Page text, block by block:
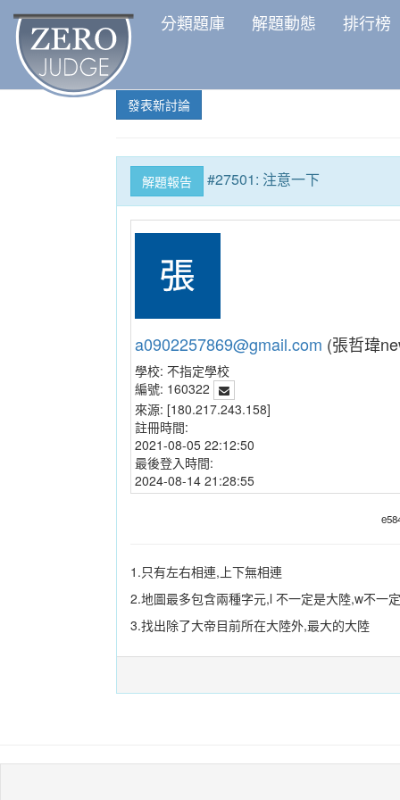
分類題庫 解題動態 排行榜
發表新討論
解題報告 #27501: 注意一下
a0902257869@gmail.com (張哲瑋
學校: 不指定學校
編號: 160322
來源: [180.217.243.158]
註冊時間:
2021-08-05 22:12:50
最後登入時間:
2024-08-14 21:28:55
1.只有左右相連,上下無相連
2.地圖最多包含兩種字元,l 不一定是大陸,w不一
3.找出除了大帝目前所在大陸外,最大的大陸